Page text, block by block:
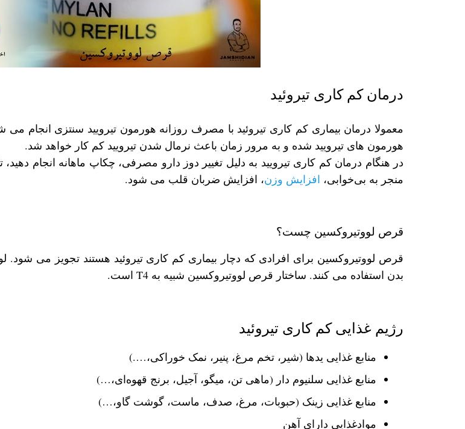
درمان کم کاری تیروئید
معمولا درمان بیماری کم کاری تیروئید با مصرف روزانه هورمون تیرویید سنتزی
هورمون ‌های تیرویید شده و به مرور زمان باعث نرمال شدن تیرویید کم کار خواهد شد.
در هنگام درمان کم کاری تیرویید به دلیل تغییر دوز دارو مصرفی، چکاپ ماهانه انجام
منجر به بی‌خوابی، افزایش وزن، افزایش ضربان قلب می ‌شود.
قرص لووتیروکسین چست؟
قرص لووتیروکسین برای افرادی که دچار بیماری کم کاری تیروئید هستند تجویز می شود.
بدن استفاده می کنند. ساختار قرص لووتیروکسین شبیه به T4 است.
رژیم غذایی کم کاری تیروئید
منابع غذایی ید‌ها (شیر، تخم مرغ، پنیر، نمک خوراکی،….)
منابع غذایی سلنیوم دار (ماهی تن، میگو، آجیل، برنج قهوه‌ای،…)
منابع غذایی زینک (حبوبات، مرغ، صدف، ماست، گوشت گاو،…)
موادغذایی دارای آهن